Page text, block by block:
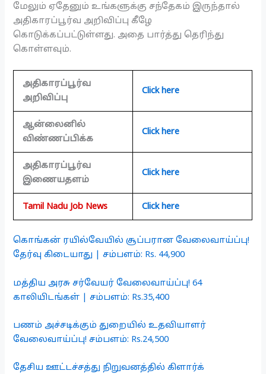
மேலும் ஏதேனும் உங்களுக்கு சந்தேகம் இருந்தால்
அதிகாரப்பூர்வ அறிவிப்பு கீழே
கொடுக்கப்பட்டுள்ளது. அதை பார்த்து தெரிந்து
கொள்ளவும்.
அதிகாரப்பூர்வ
அறிவிப்பு
Click here
ஆன்லைனில்
விண்ணப்பிக்க
Click here
அதிகாரப்பூர்வ
இணையதளம்
Click here
Tamil Nadu Job News Click here
கொங்கன் ரயில்வேயில் சூப்பரான வேலைவாய்ப்பு!
தேர்வு கிடையாது | சம்பளம்: Rs. 44,900
மத்திய அரசு சர்வேயர் வேலைவாய்ப்பு! 64
காலியிடங்கள் | சம்பளம்: Rs.35,400
பணம் அச்சடிக்கும் துறையில் உதவியாளர்
வேலைவாய்ப்பு! சம்பளம்: Rs.24,500
தேசிய ஊட்டச்சத்து நிறுவனத்தில் கிளார்க்